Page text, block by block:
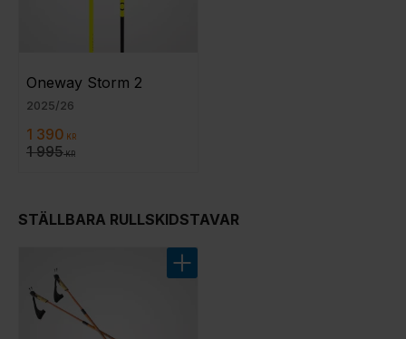
Oneway Storm 2
2025/26
1 390 KR
1 995KR
STÄLLBARA RULLSKIDSTAVAR
Lägg till i favoriter